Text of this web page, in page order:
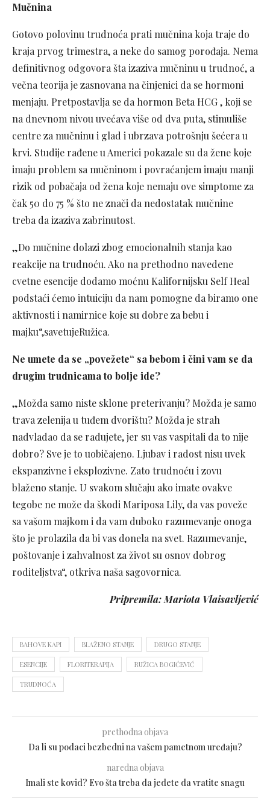
Mučnina
Gotovo polovinu trudnoća prati mučnina koja traje do
kraja prvog trimestra, a neke do samog porođaja. Nema
definitivnog odgovora šta izaziva mučninu u trudnoć, a
večna teorija je zasnovana na činjenici da se hormoni
menjaju. Pretpostavlja se da hormon Beta HCG , koji se
na dnevnom nivou uvećava više od dva puta, stimuliše
centre za mučninu i glad i ubrzava potrošnju šećera u
krvi. Studije rađene u Americi pokazale su da žene koje
imaju problem sa mučninom i povraćanjem imaju manji
rizik od pobačaja od žena koje nemaju ove simptome za
čak 50 do 75 % što ne znači da nedostatak mučnine
treba da izaziva zabrinutost.
„Do mučnine dolazi zbog emocionalnih stanja kao
reakcije na trudnoću. Ako na prethodno navedene
cvetne esencije dodamo moćnu Kalifornijsku Self Heal
podstaći ćemo intuiciju da nam pomogne da biramo one
aktivnosti i namirnice koje su dobre za bebu i
majku“,savetujeRužica.
Ne umete da se „povežete“ sa bebom i čini vam se da
drugim trudnicama to bolje ide?
„Možda samo niste sklone preterivanju? Možda je samo
trava zelenija u tuđem dvorištu? Možda je strah
nadvladao da se radujete, jer su vas vaspitali da to nije
dobro? Sve je to uobičajeno. Ljubav i radost nisu uvek
ekspanzivne i eksplozivne. Zato trudnoću i zovu
blaženo stanje. U svakom slučaju ako imate ovakve
tegobe ne može da škodi Mariposa Lily, da vas poveže
sa vašom majkom i da vam duboko razumevanje onoga
što je prolazila da bi vas donela na svet. Razumevanje,
poštovanje i zahvalnost za život su osnov dobrog
roditeljstva“, otkriva naša sagovornica.
Pripremila: Mariota Vlaisavljević
BAHOVE KAPI BLAŽENO STANJE DRUGO STANJE
ESENCIJE FLORITERAPIJA RUŽICA BOGIĆEVIĆ
TRUDNOĆA
prethodna objava
Da li su podaci bezbedni na vašem pametnom uređaju?
naredna objava
Imali ste kovid? Evo šta treba da jedete da vratite snagu